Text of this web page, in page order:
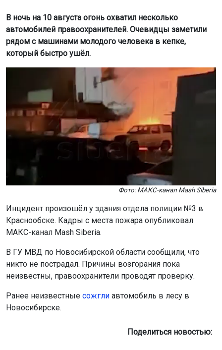
В ночь на 10 августа огонь охватил несколько
автомобилей правоохранителей. Очевидцы заметили
рядом с машинами молодого человека в кепке,
который быстро ушёл.
Фото: МАКС-канал Mash Siberia
Инцидент произошёл у здания отдела полиции №3 в
Краснообске. Кадры с места пожара опубликовал
МАКС-канал Mash Siberia.
В ГУ МВД по Новосибирской области сообщили, что
никто не пострадал. Причины возгорания пока
неизвестны, правоохранители проводят проверку.
Ранее неизвестные сожгли автомобиль в лесу в
Новосибирске.
Поделиться новостью: